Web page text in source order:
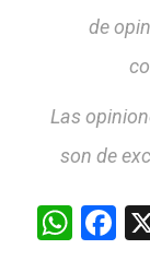
de
Las
son de